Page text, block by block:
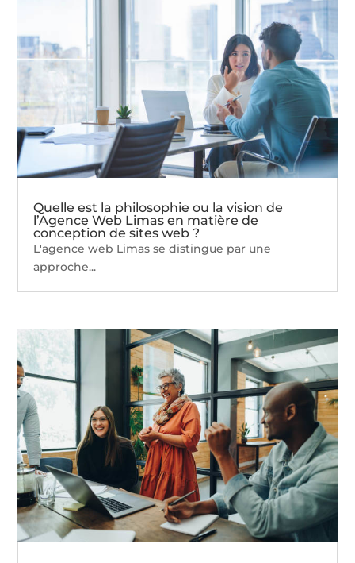
Quelle est la philosophie ou la vision de
l’Agence Web Limas en matière de
conception de sites web ?
L'agence web Limas se distingue par une
approche...